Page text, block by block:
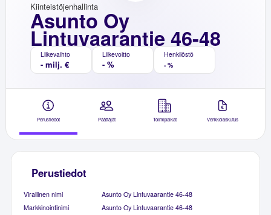
Asunto Oy
Lintuvaarantie 46-48
Kiinteistöjenhallinta
Liikevaihto
- milj. €
Liikevoitto
- %
Henkilöstö
- %
Perustiedot Päättäjät Toimipaikat Verkkolaskutus
Perustiedot
Virallinen nimi
Asunto Oy Lintuvaarantie 46-48
Markkinointinimi
Asunto Oy Lintuvaarantie 46-48